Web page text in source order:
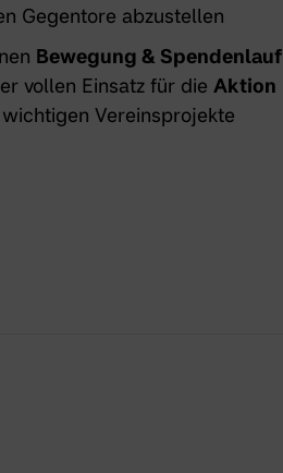
Gegentore abzustellen
Bewegung & Spendenlauf
vollen Einsatz für die Aktion
Vereinsprojekte